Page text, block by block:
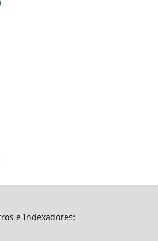
e Indexadores: